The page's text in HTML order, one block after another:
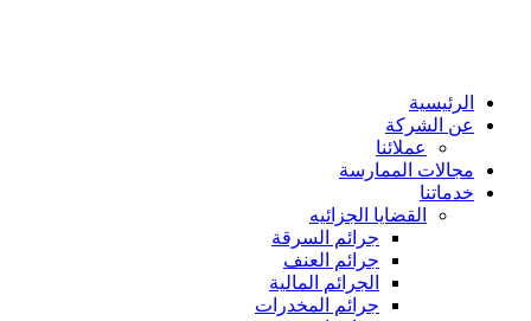
الرئيسية
عن الشركة
عملائنا
مجالات الممارسة
خدماتنا
القضايا الجزائيه
جرائم السرقة
جرائم العنف
الجرائم المالية
جرائم المخدرات